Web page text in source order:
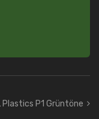
Plastics P1 Grüntöne